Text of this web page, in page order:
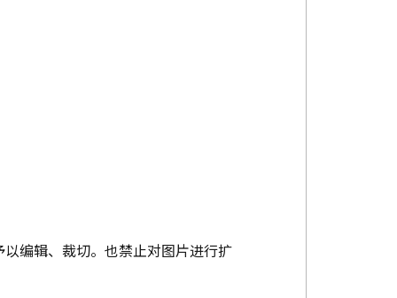
编辑、裁切。也禁止对图片进行扩